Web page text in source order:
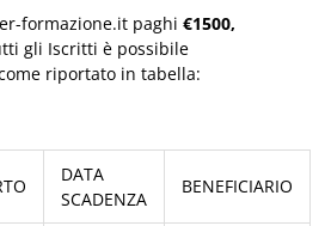
formazione.it paghi €1500,
gli Iscritti è possibile
riportato in tabella:
DATA
SCADENZA
BENEFICIARIO